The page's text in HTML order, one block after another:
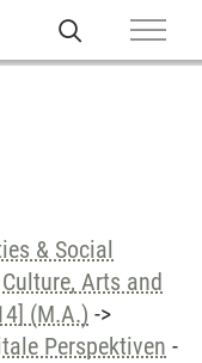
& Social
Arts and
(M.A.) ->
Perspektiven -